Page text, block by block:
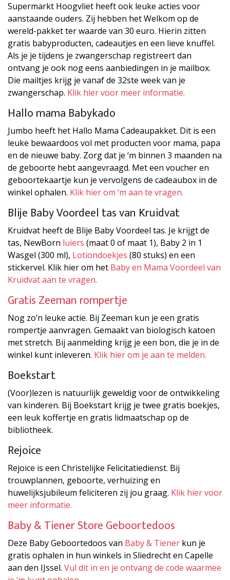
Supermarkt Hoogvliet heeft ook leuke acties voor
aanstaande ouders. Zij hebben het Welkom op de
wereld-pakket ter waarde van 30 euro. Hierin zitten
gratis babyproducten, cadeautjes en een lieve knuffel.
Als je je tijdens je zwangerschap registreert dan
ontvang je ook nog eens aanbiedingen in je mailbox.
Die mailtjes krijg je vanaf de 32ste week van je
zwangerschap. Klik hier voor meer informatie.
Hallo mama Babykado
Jumbo heeft het Hallo Mama Cadeaupakket. Dit is een
leuke bewaardoos vol met producten voor mama, papa
en de nieuwe baby. Zorg dat je ‘m binnen 3 maanden na
de geboorte hebt aangevraagd. Met een voucher en
geboortekaartje kun je vervolgens de cadeaubox in de
winkel ophalen. Klik hier om ‘m aan te vragen.
Blije Baby Voordeel tas van Kruidvat
Kruidvat heeft de Blije Baby Voordeel tas. Je krijgt de
tas, NewBorn luiers (maat 0 of maat 1), Baby 2 in 1
Wasgel (300 ml), Lotiondoekjes (80 stuks) en een
stickervel. Klik hier om het Baby en Mama Voordeel van
Kruidvat aan te vragen.
Gratis Zeeman rompertje
Nog zo’n leuke actie. Bij Zeeman kun je een gratis
rompertje aanvragen. Gemaakt van biologisch katoen
met stretch. Bij aanmelding krijg je een bon, die je in de
winkel kunt inleveren. Klik hier om je aan te melden.
Boekstart
(Voor)lezen is natuurlijk geweldig voor de ontwikkeling
van kinderen. Bij Boekstart krijg je twee gratis boekjes,
een leuk koffertje en gratis lidmaatschap op de
bibliotheek.
Rejoice
Rejoice is een Christelijke Felicitatiedienst. Bij
trouwplannen, geboorte, verhuizing en
huwelijksjubileum feliciteren zij jou graag. Klik hier voor
meer informatie.
Baby & Tiener Store Geboortedoos
Deze Baby Geboortedoos van Baby & Tiener kun je
gratis ophalen in hun winkels in Sliedrecht en Capelle
aan den IJssel. Vul dit in en je ontvang de code waarmee